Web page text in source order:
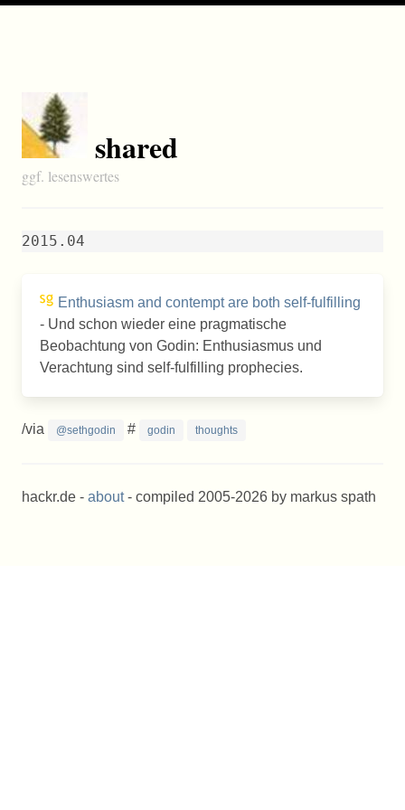
shared
ggf. lesenswertes
2015.04
Enthusiasm and contempt are both self-fulfilling
- Und schon wieder eine pragmatische
Beobachtung von Godin: Enthusiasmus und
Verachtung sind self-fulfilling prophecies.
/via @sethgodin # godin thoughts
hackr.de - about- compiled 2005-2026 by markus spath